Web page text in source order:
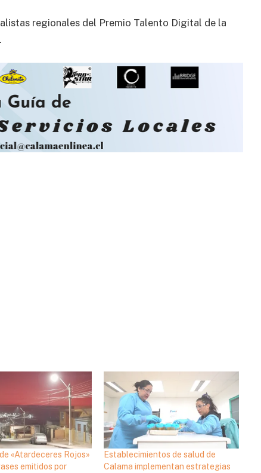
regionales del Premio Talento Digital de la
«Atardeceres Rojos»
emitidos por
Establecimientos de salud de
Calama implementan estrategias